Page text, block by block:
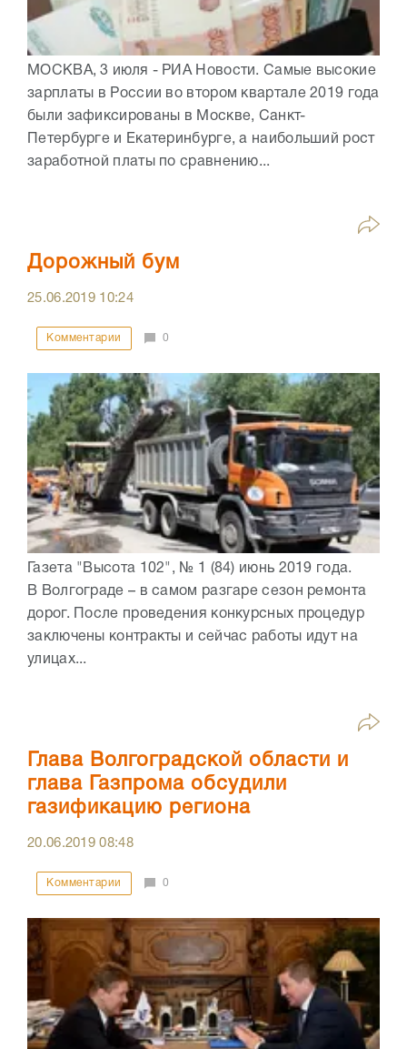
МОСКВА, 3 июля - РИА Новости. Самые высокие
зарплаты в России во втором квартале 2019 года
были зафиксированы в Москве, Санкт-
Петербурге и Екатеринбурге, а наибольший рост
заработной платы по сравнению...
Дорожный бум
25.06.2019 10:24
Комментарии 0
Газета "Высота 102", № 1 (84) июнь 2019 года.
В Волгограде – в самом разгаре сезон ремонта
дорог. После проведения конкурсных процедур
заключены контракты и сейчас работы идут на
улицах...
Глава Волгоградской области и
глава Газпрома обсудили
газификацию региона
20.06.201908:48
Комментарии 0